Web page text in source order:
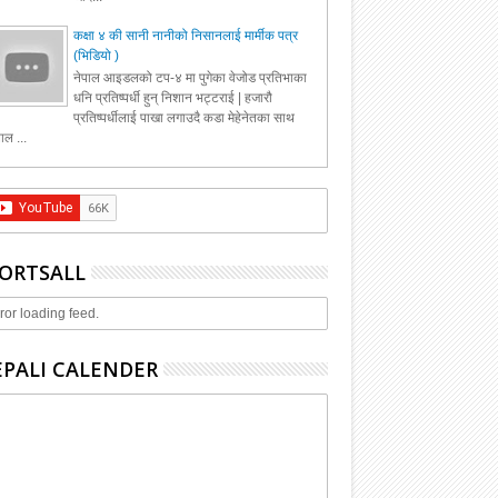
कक्षा ४ की सानी नानीको निसानलाई मार्मीक पत्र
(भिडियो )
नेपाल आइडलको टप-४ मा पुगेका वेजोड प्रतिभाका
धनि प्रतिष्पर्धी हुन् निशान भट्टराई | हजारौ
प्रतिष्पर्धीलाई पाखा लगाउदै कडा मेहेनेतका साथ
...
loading feed.
CALENDER